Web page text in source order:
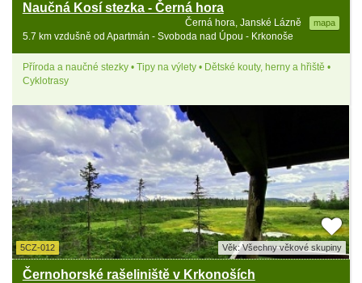
Naučná Kosí stezka - Černá hora
Černá hora, Janské Lázně mapa
5.7 km vzdušně od Apartmán - Svoboda nad Úpou - Krkonoše
Příroda a naučné stezky • Tipy na výlety • Dětské kouty, herny a hřiště •
Cyklotrasy
5CZ-012 Věk: Všechny věkové skupiny
Černohorské rašeliniště v Krkonoších